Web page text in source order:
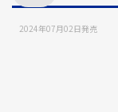
2024年07月02日発売